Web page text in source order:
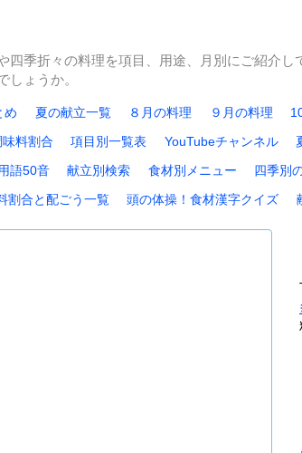
四季折々の料理を項目、用途、月別にご紹介
ょうか。
め 夏の献立一覧 ８月の料理 ９月の料理
料割合 項目別一覧表 YouTubeチャンネル
語50音 献立別検索 食材別メニュー 四季別
割合と配ごう一覧 頭の体操！食材漢字クイズ